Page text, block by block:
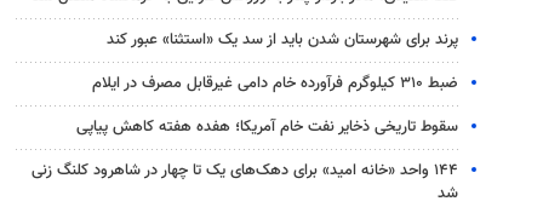
پرند برای شهرستان شدن باید از سد یک «استثنا» عبور کند
ضبط ۳۱۰ کیلوگرم فرآورده خام دامی غیرقابل مصرف در ایلام
سقوط تاریخی ذخایر نفت خام آمریکا؛ هفده هفته کاهش پیاپی
۱۴۴ واحد «خانه امید» برای دهک‌های یک تا چهار در شاهرود کلنگ زنی
شد